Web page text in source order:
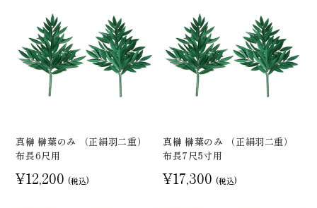
真榊 榊葉のみ （正絹羽二重）
布長6尺用
¥12,200 (税込)
真榊 榊葉のみ （正絹羽二重）
布長7尺5寸用
¥17,300 (税込)